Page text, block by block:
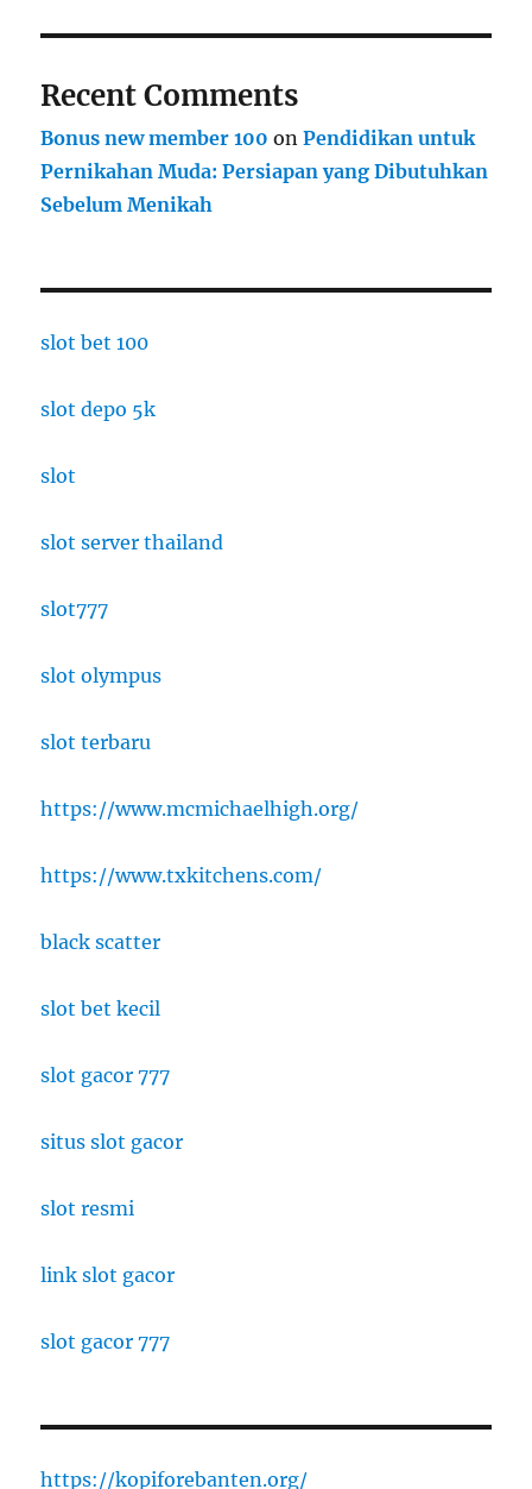
Recent Comments
Bonus new member 100 onPendidikan untuk
Pernikahan Muda: Persiapan yang Dibutuhkan
Sebelum Menikah
slot bet 100
slot depo 5k
slot
slot server thailand
slot777
slot olympus
slot terbaru
https://www.mcmichaelhigh.org/
https://www.txkitchens.com/
black scatter
slot bet kecil
slot gacor 777
situs slot gacor
slot resmi
link slot gacor
slot gacor 777
https://kopiforebanten.org/